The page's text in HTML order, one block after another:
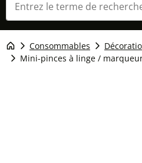
Consommables
Mini-pinces à linge /